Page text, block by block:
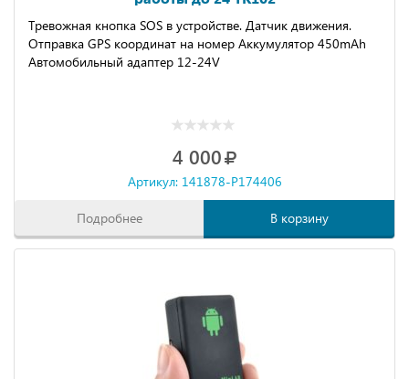
Тревожная кнопка SOS в устройстве. Датчик движения.
Отправка GPS координат на номер Аккумулятор 450mAh
Автомобильный адаптер 12-24V
4 000
Артикул: 141878-P174406
Подробнее В корзину